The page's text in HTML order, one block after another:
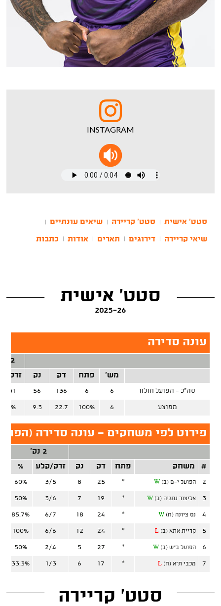
INSTAGRAM
סטט' אישית סטט' קריירה שיאים עונתיים
שיאי קריירה דירוגים תארים אודות כתבות
סטט' אישית
2025-26
עונה סדירה
2 נק'
מש'
פתח דק נק זרק/
סה"כ - הפועל חולון 6
6
136
56
31
ממוצע 6
100%
22.7
9.3
פירוט לפי משחקים - עונה סדירה
2 נק'
#
משחק פתח דק נק זרק/קלע %
2 הפועל י-ם (ב) W
*
25
8
3/5
60%
3 אליצור נתניה (ב) W
*
19
7
3/6
50%
4 נס ציונה (ח) W
*
24
18
6/7
85.7%
5 קריית אתא (ב) L
*
24
12
6/6
100%
6 הפועל ב"ש (ב) W
*
27
5
2/4
50%
7 מכבי ת"א (ח) L
*
17
6
1/3
33.3%
סטט' קריירה